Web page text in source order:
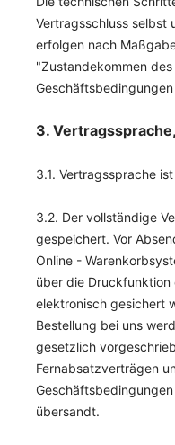
Vertragsschluss selbst
erfolgen nach
"Zustandekommen
Geschäftsbedingungen
3.
3.1. Vertragssprache
3.2. Der vollständige
gespeichert. Vor
Online -
über die
elektronisch gesichert
Bestellung bei uns
gesetzlich
Fernabsatzverträgen
übersandt.